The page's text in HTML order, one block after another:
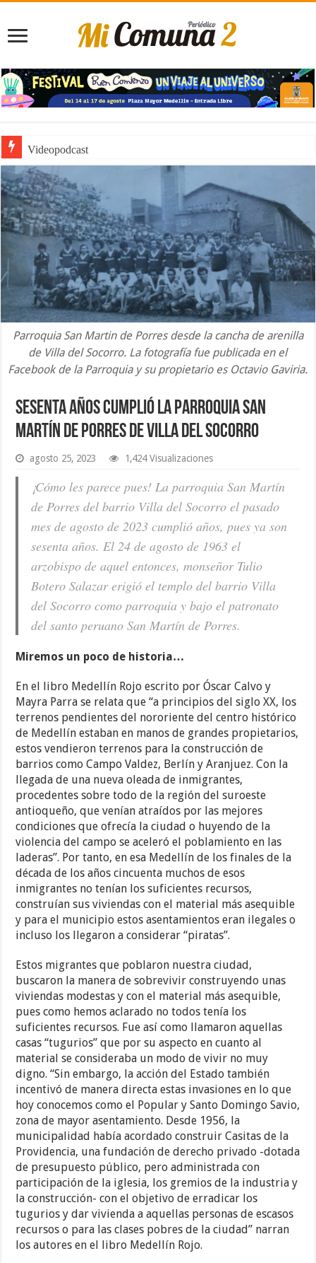
Noticiero de Manolo
Parroquia San Martin de Porres desde la cancha de arenilla
de Villa del Socorro. La fotografía fue publicada en el
Facebook de la Parroquia y su propietario es Octavio Gaviria.
Sesenta años cumplió la Parroquia San
Martín de Porres de Villa del Socorro
agosto 25, 2023 1,424 Visualizaciones
¡Cómo les parece pues! La parroquia San Martín
de Porres del barrio Villa del Socorro el pasado
mes de agosto de 2023 cumplió años, pues ya son
sesenta años. El 24 de agosto de 1963 el
arzobispo de aquel entonces, monseñor Tulio
Botero Salazar erigió el templo del barrio Villa
del Socorro como parroquia y bajo el patronato
del santo peruano San Martín de Porres.
Miremos un poco de historia…
En el libro Medellín Rojo escrito por Óscar Calvo y
Mayra Parra se relata que “a principios del siglo XX, los
terrenos pendientes del nororiente del centro histórico
de Medellín estaban en manos de grandes propietarios,
estos vendieron terrenos para la construcción de
barrios como Campo Valdez, Berlín y Aranjuez. Con la
llegada de una nueva oleada de inmigrantes,
procedentes sobre todo de la región del suroeste
antioqueño, que venían atraídos por las mejores
condiciones que ofrecía la ciudad o huyendo de la
violencia del campo se aceleró el poblamiento en las
laderas”. Por tanto, en esa Medellín de los finales de la
década de los años cincuenta muchos de esos
inmigrantes no tenían los suficientes recursos,
construían sus viviendas con el material más asequible
y para el municipio estos asentamientos eran ilegales o
incluso los llegaron a considerar “piratas”.
Estos migrantes que poblaron nuestra ciudad,
buscaron la manera de sobrevivir construyendo unas
viviendas modestas y con el material más asequible,
pues como hemos aclarado no todos tenía los
suficientes recursos. Fue así como llamaron aquellas
casas “tugurios” que por su aspecto en cuanto al
material se consideraba un modo de vivir no muy
digno. “Sin embargo, la acción del Estado también
incentivó de manera directa estas invasiones en lo que
hoy conocemos como el Popular y Santo Domingo Savio,
zona de mayor asentamiento. Desde 1956, la
municipalidad había acordado construir Casitas de la
Providencia, una fundación de derecho privado -dotada
de presupuesto público, pero administrada con
participación de la iglesia, los gremios de la industria y
la construcción- con el objetivo de erradicar los
tugurios y dar vivienda a aquellas personas de escasos
recursos o para las clases pobres de la ciudad” narran
los autores en el libro Medellín Rojo.